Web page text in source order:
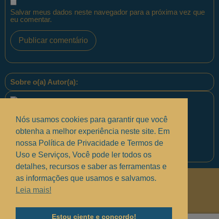
Salvar meus dados neste navegador para a próxima vez que
eu comentar.
Sobre o(a) Autor(a):
Equipe PontoPM
Políticas de Privacidade.
Solucionando suas dúvidas
Nós usamos cookies para garantir que você
obtenha a melhor experiência neste site. Em
nossa Política de Privacidade e Termos de
Uso e Serviços, Você pode ler todos os
detalhes, recursos e saber as ferramentas e
as informações que usamos e salvamos.
Leia mais!
Estou ciente e concordo!